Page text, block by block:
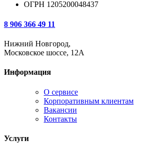
ОГРН 1205200048437
8 906 366 49 11
Нижний Новгород,
Московское шоссе, 12А
Информация
О сервисе
Корпоративным клиентам
Вакансии
Контакты
Услуги